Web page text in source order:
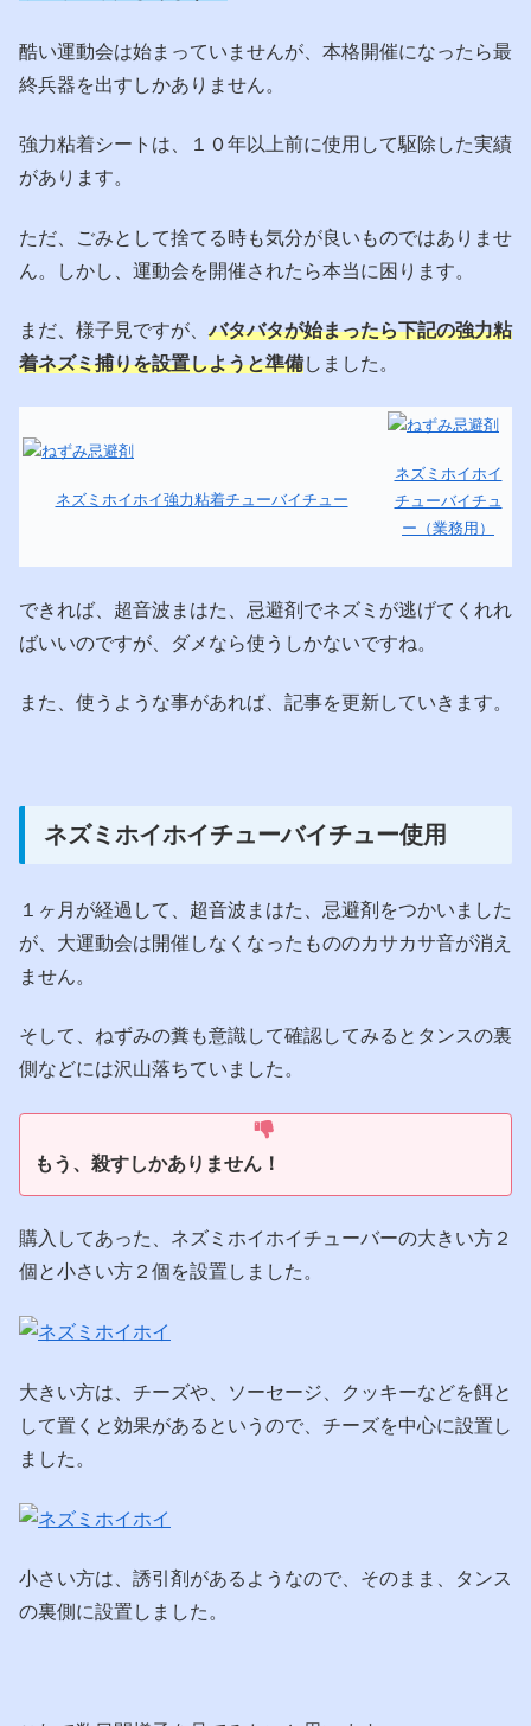
酷い運動会は始まっていませんが、本格開催になったら最
終兵器を出すしかありません。
強力粘着シートは、１０年以上前に使用して駆除した実績
があります。
ただ、ごみとして捨てる時も気分が良いものではありませ
ん。しかし、運動会を開催されたら本当に困ります。
まだ、様子見ですが、バタバタが始まったら下記の強力粘
着ネズミ捕りを設置しようと準備しました。
ネズミホイホイ強力粘着チューバイチュー
ネズミホイホイ
チューバイチュ
ー（業務用）
できれば、超音波まはた、忌避剤でネズミが逃げてくれれ
ばいいのですが、ダメなら使うしかないですね。
また、使うような事があれば、記事を更新していきます。
ネズミホイホイチューバイチュー使用
１ヶ月が経過して、超音波まはた、忌避剤をつかいました
が、大運動会は開催しなくなったもののカサカサ音が消え
ません。
そして、ねずみの糞も意識して確認してみるとタンスの裏
側などには沢山落ちていました。
もう、殺すしかありません！
購入してあった、ネズミホイホイチューバーの大きい方２
個と小さい方２個を設置しました。
大きい方は、チーズや、ソーセージ、クッキーなどを餌と
して置くと効果があるというので、チーズを中心に設置し
ました。
小さい方は、誘引剤があるようなので、そのまま、タンス
の裏側に設置しました。